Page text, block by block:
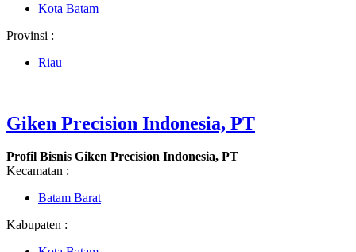
Kota Batam
Provinsi :
Riau
Giken Precision Indonesia, PT
Profil Bisnis Giken Precision Indonesia, PT
Kecamatan :
Batam Barat
Kabupaten :